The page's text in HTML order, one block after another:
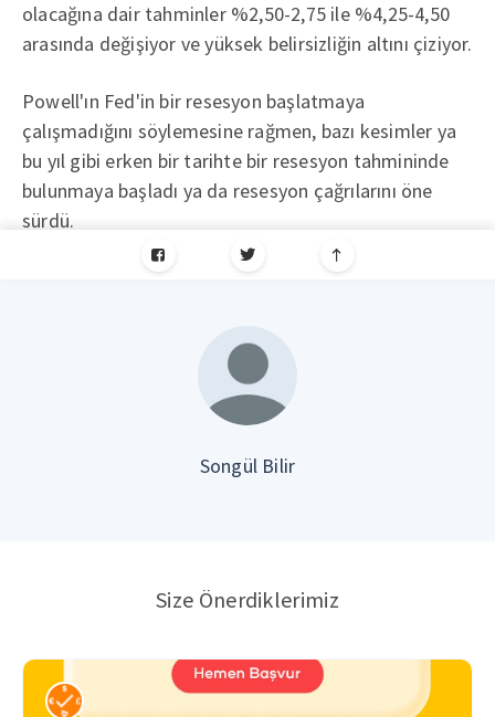
olacağına dair tahminler %2,50-2,75 ile %4,25-4,50
arasında değişiyor ve yüksek belirsizliğin altını çiziyor.
Powell'ın Fed'in bir resesyon başlatmaya
çalışmadığını söylemesine rağmen, bazı kesimler ya
bu yıl gibi erken bir tarihte bir resesyon tahmininde
bulunmaya başladı ya da resesyon çağrılarını öne
sürdü.
Songül Bilir
Size Önerdiklerimiz